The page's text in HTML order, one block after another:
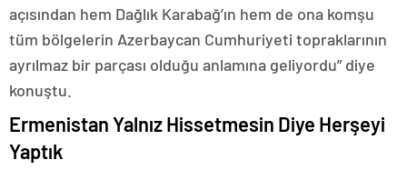
açısından hem Dağlık Karabağ’ın hem de ona komşu
tüm bölgelerin Azerbaycan Cumhuriyeti topraklarının
ayrılmaz bir parçası olduğu anlamına geliyordu” diye
konuştu.
Ermenistan Yalnız Hissetmesin Diye Herşeyi
Yaptık